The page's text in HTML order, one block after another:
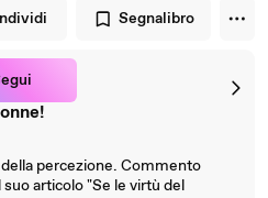
Segnalibro
percezione. Commento
articolo "Se le virtù del